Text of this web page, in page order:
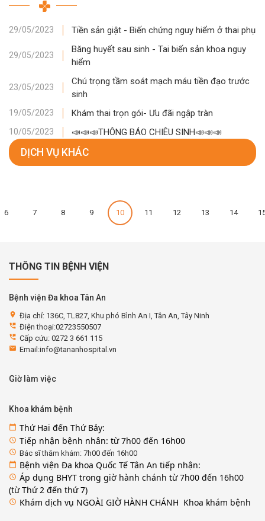
29/05/2023 Tiền sản giật - Biến chứng nguy hiểm ở thai phụ
29/05/2023
Băng huyết sau sinh - Tai biến sản khoa nguy
hiểm
23/05/2023
Chú trọng tầm soát mạch máu tiền đạo trước
sinh
19/05/2023 Khám thai trọn gói- Ưu đãi ngập tràn
10/05/2023 📣📣📣THÔNG BÁO CHIÊU SINH📣📣📣
DỊCH VỤ KHÁC
6 7 8 9 10 11 12 13 14
THÔNG TIN BỆNH VIỆN
Bệnh viện Đa khoa Tân An
location_on Địa chỉ: 136C, TL827, Khu phó Bình An I, Tân An, Tây Ninh
perm_phone_msg Điện thoại:02723550507
perm_phone_msg Cấp cứu: 0272 3 661 115
email Email:info@tananhospital.vn
Giờ làm việc
Khoa khám bệnh
calendar_today Thứ Hai đến Thứ Bảy:
access_time Tiếp nhận bệnh nhân: từ 7h00 đến 16h00
access_time Bác sĩ thăm khám: 7h00 đến 16h00
calendar_today Bệnh viện Đa khoa Quốc Tế Tân An tiếp nhận:
access_time Áp dụng BHYT trong giờ hành chánh từ 7h00 đến 16h00
(từ Thứ 2 đến thứ 7)
access_time Khám dịch vụ NGOÀI GIỜ HÀNH CHÁNH Khoa khám bệnh